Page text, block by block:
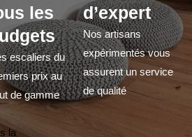
les
escaliers du
prix au
de gamme
d’expert
Nos artisans
expérimentés vous
assurent un service
de qualité